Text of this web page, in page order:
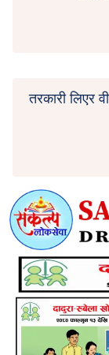
तरकारी लिएर